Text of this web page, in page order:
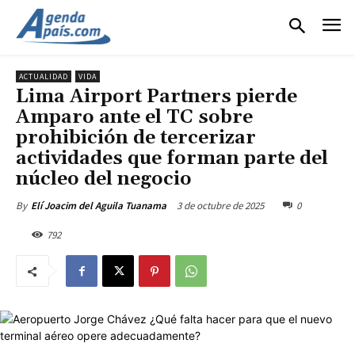
ACTUALIDAD VIDA
Lima Airport Partners pierde
Amparo ante el TC sobre
prohibición de tercerizar
actividades que forman parte del
núcleo del negocio
By Elí Joacim del Aguila Tuanama 3 de octubre de 2025 0
792